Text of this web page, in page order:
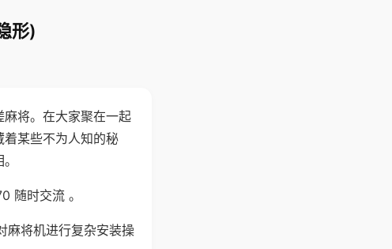
形)
将。在大家聚在一起
某些不为人知的秘
随时交流 。
麻将机进行复杂安装操